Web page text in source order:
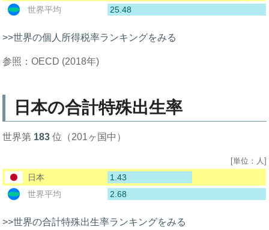
世界平均
25.48
>>世界の個人所得税率ランキングをみる
参照：OECD (2018年)
日本の合計特殊出生率
世界第 183 位（201ヶ国中）
[単位：人]
日本
1.43
世界平均
2.68
>>世界の合計特殊出生率ランキングをみる